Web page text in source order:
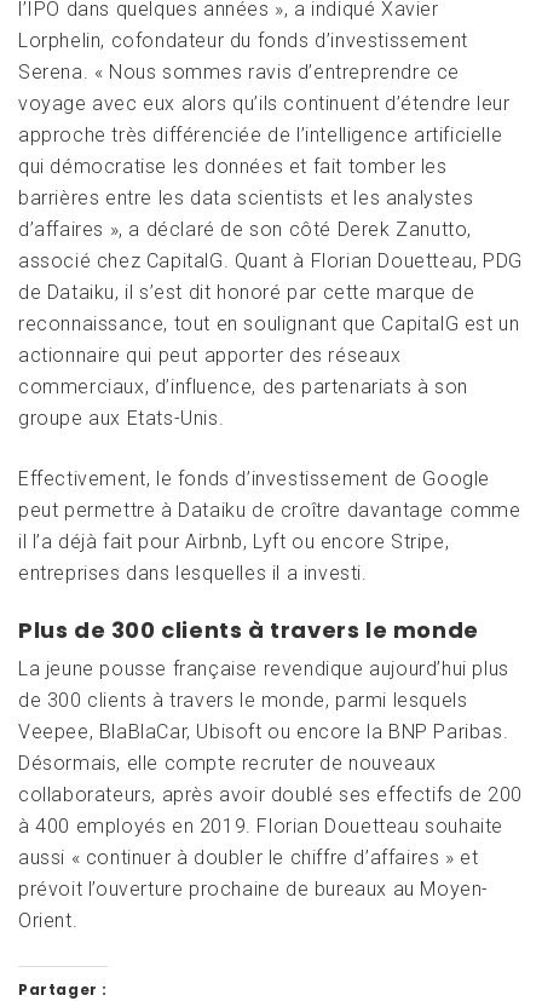
l’IPO dans quelques années », a indiqué Xavier
Lorphelin, cofondateur du fonds d’investissement
Serena. « Nous sommes ravis d’entreprendre ce
voyage avec eux alors qu’ils continuent d’étendre leur
approche très différenciée de l’intelligence artificielle
qui démocratise les données et fait tomber les
barrières entre les data scientists et les analystes
d’affaires », a déclaré de son côté Derek Zanutto,
associé chez CapitalG. Quant à Florian Douetteau, PDG
de Dataiku, il s’est dit honoré par cette marque de
reconnaissance, tout en soulignant que CapitalG est un
actionnaire qui peut apporter des réseaux
commerciaux, d’influence, des partenariats à son
groupe aux Etats-Unis.
Effectivement, le fonds d’investissement de Google
peut permettre à Dataiku de croître davantage comme
il l’a déjà fait pour Airbnb, Lyft ou encore Stripe,
entreprises dans lesquelles il a investi.
Plus de 300 clients à travers le monde
La jeune pousse française revendique aujourd’hui plus
de 300 clients à travers le monde, parmi lesquels
Veepee, BlaBlaCar, Ubisoft ou encore la BNP Paribas.
Désormais, elle compte recruter de nouveaux
collaborateurs, après avoir doublé ses effectifs de 200
à 400 employés en 2019. Florian Douetteau souhaite
aussi « continuer à doubler le chiffre d’affaires » et
prévoit l’ouverture prochaine de bureaux au Moyen-
Orient.
Partager :